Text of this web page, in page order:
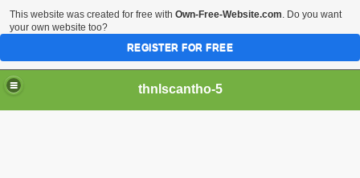
thnlscantho-5
This website was created for free with Own-Free-Website.com. Do you want
your own website too?
REGISTER FOR FREE